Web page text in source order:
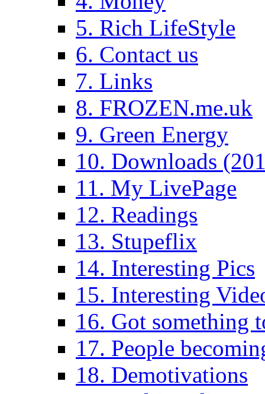
5. Rich LifeStyle
6. Contact us
7. Links
8. FROZEN.me.uk
9. Green Energy
10. Downloads
11. My LivePage
12. Readings
13. Stupeflix
14. Interesting Pics
15. Interesting
16. Got something
17. People
18. Demotivations